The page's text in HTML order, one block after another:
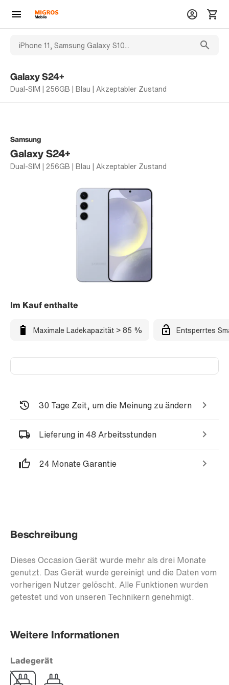
Galaxy S24+
Dual-SIM | 256GB | Blau | Akzeptabler Zustand
Samsung
Galaxy S24+
Dual-SIM | 256GB | Blau | Akzeptabler Zustand
Im Kauf enthalte
Maximale Ladekapazität > 85 % Entsperrtes
30 Tage Zeit, um die Meinung zu ändern
Lieferung in 48 Arbeitsstunden
24 Monate Garantie
Beschreibung
Dieses Occasion Gerät wurde mehr als drei Monate
genutzt. Das Gerät wurde gereinigt und die Daten vom
vorherigen Nutzer gelöscht. Alle Funktionen wurden
getestet und von unseren Technikern genehmigt.
Weitere Informationen
Ladegerät